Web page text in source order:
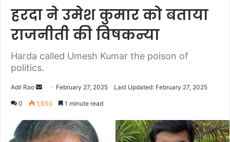
हरदा ने उमेश कुमार को बताया
राजनीती की विषकन्या
Harda called Umesh Kumar the poison of
politics.
Adil Rao
e
d
a
February 27, 2025 Last Updated: February 27, 2025
0 1,933 1 minute read